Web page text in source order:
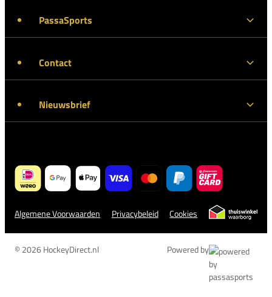
PassaSports
Contact
Nieuwsbrief
Algemene Voorwaarden Privacybeleid Cookies
© 2026 HockeyDirect.nl Powered by